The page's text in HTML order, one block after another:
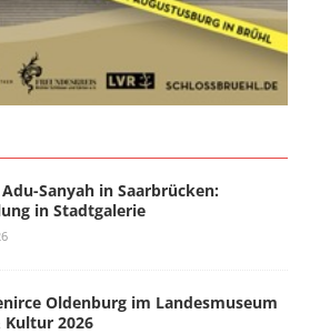
Sanyah in Saarbrücken:
in Stadtgalerie
Oldenburg im Landesmuseum
Kultur 2026